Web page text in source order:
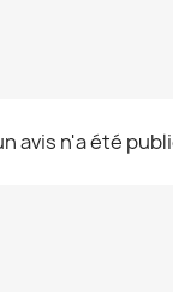
avis n'a été